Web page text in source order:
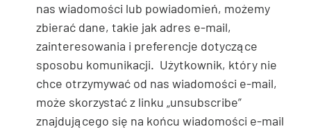
nas wiadomości lub powiadomień, możemy
zbierać dane, takie jak adres e-mail,
zainteresowania i preferencje dotyczące
sposobu komunikacji. Użytkownik, który nie
chce otrzymywać od nas wiadomości e-mail,
może skorzystać z linku „unsubscribe”
znajdującego się na końcu wiadomości e-mail